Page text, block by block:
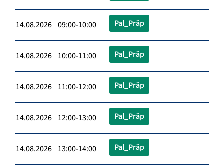
14.08.2026 09:00-10:00 Pal_Präp
14.08.2026 10:00-11:00 Pal_Präp
14.08.2026 11:00-12:00 Pal_Präp
14.08.2026 12:00-13:00 Pal_Präp
14.08.2026 13:00-14:00 Pal_Präp